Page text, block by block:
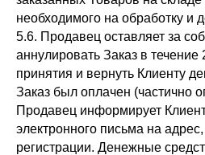
необходимого на обработку и
5.6. Продавец оставляет за
аннулировать Заказ в течение
принятия и вернуть Клиенту
Заказ был оплачен (частично
Продавец информирует
электронного письма на
регистрации. Денежные